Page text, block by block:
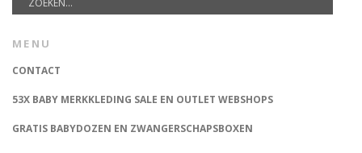
MENU
CONTACT
53X BABY MERKKLEDING SALE EN OUTLET WEBSHOPS
GRATIS BABYDOZEN EN ZWANGERSCHAPSBOXEN